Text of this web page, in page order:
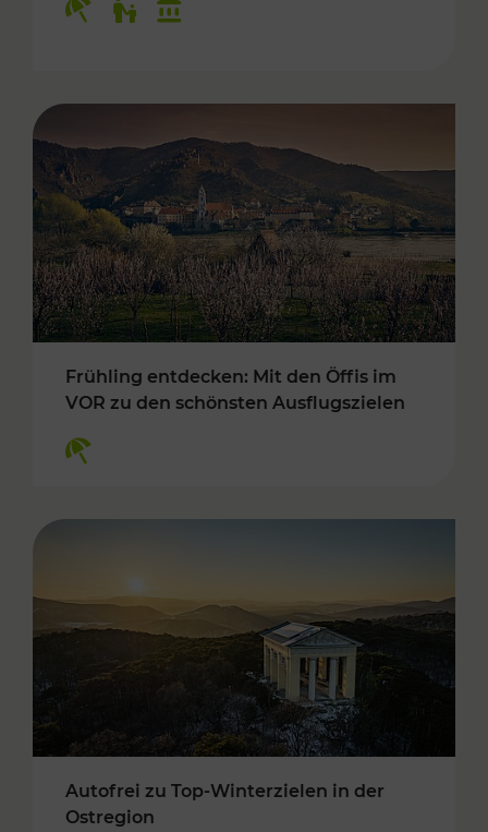
Frühling entdecken: Mit den Öffis im
VOR zu den schönsten Ausflugszielen
Autofrei zu Top-Winterzielen in der
Ostregion